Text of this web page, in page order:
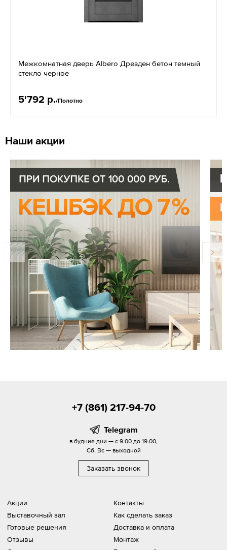
Межкомнатная дверь Albero Дрезден бетон темный
стекло черное
5'792 р./Полотно
Наши акции
Акции
Выставочный зал
Готовые решения
Отзывы
Контакты
Как сделать заказ
Доставка и оплата
Монтаж
+7 (861) 217-94-70
Telegram
в будние дни — с 9.00 до 19.00,
Сб, Вс — выходной
Заказать звонок